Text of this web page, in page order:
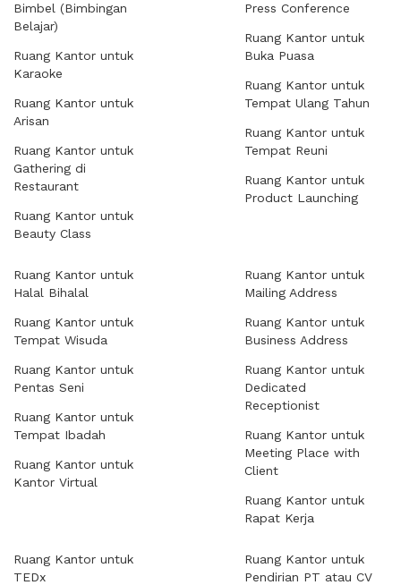
Bimbel (Bimbingan
Belajar)
Ruang Kantor untuk
Karaoke
Ruang Kantor untuk
Arisan
Ruang Kantor untuk
Gathering di
Restaurant
Ruang Kantor untuk
Beauty Class
Press Conference
Ruang Kantor untuk
Buka Puasa
Ruang Kantor untuk
Tempat Ulang Tahun
Ruang Kantor untuk
Tempat Reuni
Ruang Kantor untuk
Product Launching
Ruang Kantor untuk
Halal Bihalal
Ruang Kantor untuk
Tempat Wisuda
Ruang Kantor untuk
Pentas Seni
Ruang Kantor untuk
Tempat Ibadah
Ruang Kantor untuk
Kantor Virtual
Ruang Kantor untuk
Mailing Address
Ruang Kantor untuk
Business Address
Ruang Kantor untuk
Dedicated
Receptionist
Ruang Kantor untuk
Meeting Place with
Client
Ruang Kantor untuk
Rapat Kerja
Ruang Kantor untuk
TEDx
Ruang Kantor untuk
Pendirian PT atau CV